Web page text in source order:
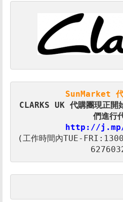
SunMarket
CLARKS UK 代購團現正開
們進行
(工作時間內TUE-